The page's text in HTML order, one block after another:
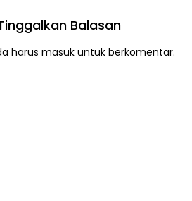
Balasan
harus masuk untuk berkomentar.